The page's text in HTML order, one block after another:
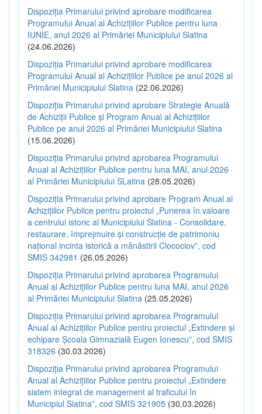
Dispoziția Primarului privind aprobare modificarea
Programului Anual al Achizițiilor Publice pentru luna
IUNIE, anul 2026 al Primăriei Municipiului Slatina
(24.06.2026)
Dispoziția Primarului privind aprobare modificarea
Programului Anual al Achizițiilor Publice pe anul 2026 al
Primăriei Municipiului Slatina (22.06.2026)
Dispoziția Primarului privind aprobare Strategie Anuală
de Achiziții Publice și Program Anual al Achizițiilor
Publice pe anul 2026 al Primăriei Municipiului Slatina
(15.06.2026)
Dispoziția Primarului privind aprobarea Programului
Anual al Achizițiilor Publice pentru luna MAI, anul 2026
al Primăriei Municipiului SLatina (28.05.2026)
Dispoziția Primarului privind aprobare Program Anual al
Achizițiilor Publice pentru proiectul „Punerea în valoare
a centrului istoric al Municipiului Slatina - Consolidare,
restaurare, împrejmuire și construcție de patrimoniu
național incinta istorică a mânăstirii Clocociov”, cod
SMIS 342981 (26.05.2026)
Dispoziția Primarului privind aprobarea Programului
Anual al Achizițiilor Publice pentru luna MAI, anul 2026
al Primăriei Municipiului Slatina (25.05.2026)
Dispoziția Primarului privind aprobarea Programului
Anual al Achizițiilor Publice pentru proiectul „Extindere și
echipare Școala Gimnazială Eugen Ionescu”, cod SMIS
318326 (30.03.2026)
Dispoziția Primarului privind aprobarea Programului
Anual al Achizițiilor Publice pentru proiectul „Extindere
sistem integrat de management al traficului în
Municipiul Slatina”, cod SMIS 321905 (30.03.2026)